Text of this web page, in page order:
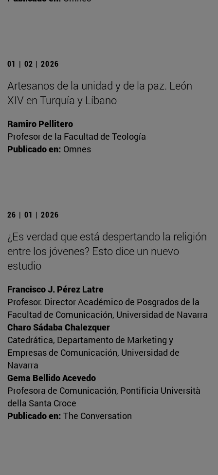
01 | 02 | 2026
Artesanos de la unidad y de la paz. León
XIV en Turquía y Líbano
Ramiro Pellitero
Profesor de la Facultad de Teología
Publicado en: Omnes
26 | 01 | 2026
¿Es verdad que está despertando la religión
entre los jóvenes? Esto dice un nuevo
estudio
Francisco J. Pérez Latre
Profesor. Director Académico de Posgrados de la
Facultad de Comunicación, Universidad de Navarra
Charo Sádaba Chalezquer
Catedrática, Departamento de Marketing y
Empresas de Comunicación, Universidad de
Navarra
Gema Bellido Acevedo
Profesora de Comunicación, Pontificia Università
della Santa Croce
Publicado en: The Conversation